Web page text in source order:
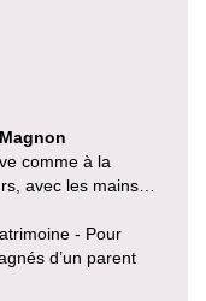
comme à la
avec les mains…
- Pour
d’un parent